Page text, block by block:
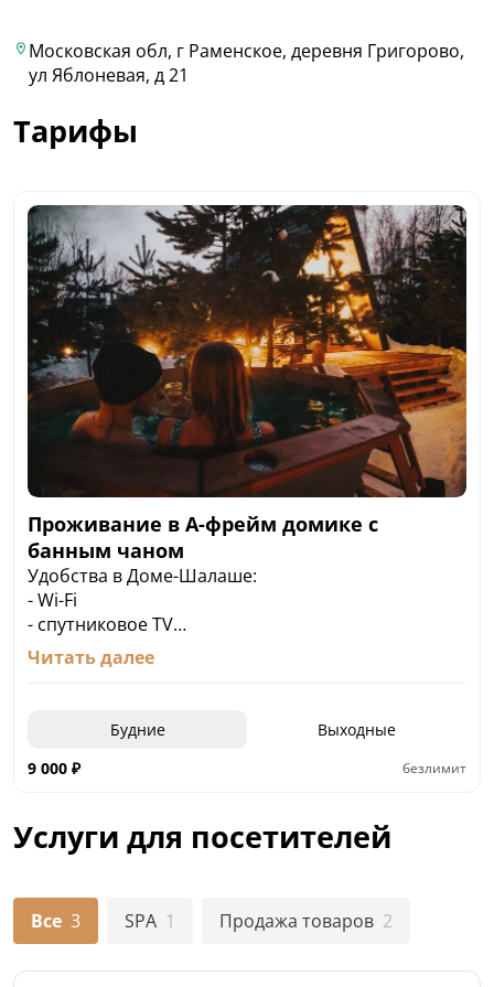
Московская обл, г Раменское, деревня Григорово,
ул Яблоневая, д 21
Тарифы
Проживание в А-фрейм домике с
банным чаном
Удобства в Доме-Шалаше:
- Wi-Fi
- спутниковое ТV
Мансарда:
- кровать 180х200;
- вертикальный вентилятор
Гостиная, совмещенная с кухней:
- диван 2х местный (раскладывается в
- телевизор
- микроволновая печь
- чайник электрический
Читать далее
Будние
Выходные
9 000 ₽ безлимит
Услуги для посетителей
Все 3 SPA 1 Продажа товаров 2